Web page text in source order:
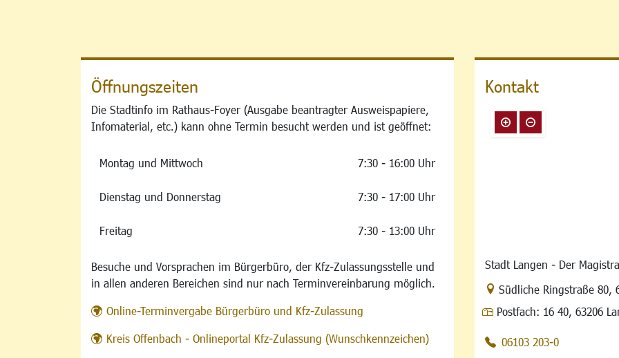
Öffnungszeiten
Die Stadtinfo im Rathaus-Foyer (Ausgabe beantragter Ausweispapiere,
Infomaterial, etc.) kann ohne Termin besucht werden und ist geöffnet:
Montag und Mittwoch 7:30 - 16:00 Uhr
Dienstag und Donnerstag 7:30 - 17:00 Uhr
Freitag 7:30 - 13:00 Uhr
Besuche und Vorsprachen im Bürgerbüro, der Kfz-Zulassungsstelle und
in allen anderen Bereichen sind nur nach Terminvereinbarung möglich.
Online-Terminvergabe Bürgerbüro und Kfz-Zulassung
Kreis Offenbach - Onlineportal Kfz-Zulassung (Wunschkennzeichen)
Kontakt
Stadt Langen - Der
Link zur Google-Maps
Südliche Ringstraße 80,
Postfach: 16 40, 63206
06103 203-0